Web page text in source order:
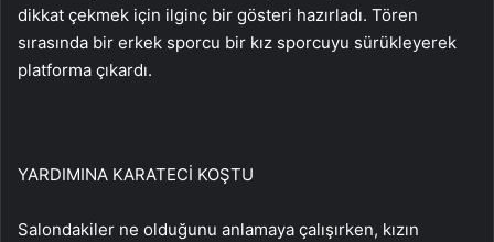
dikkat çekmek için ilginç bir gösteri hazırladı. Tören
sırasında bir erkek sporcu bir kız sporcuyu sürükleyerek
platforma çıkardı.
YARDIMINA KARATECİ KOŞTU
Salondakiler ne olduğunu anlamaya çalışırken, kızın